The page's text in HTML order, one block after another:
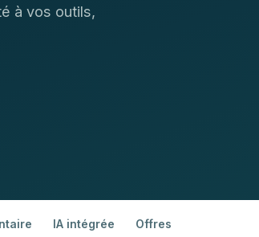
à vos outils,
IA intégrée Offres